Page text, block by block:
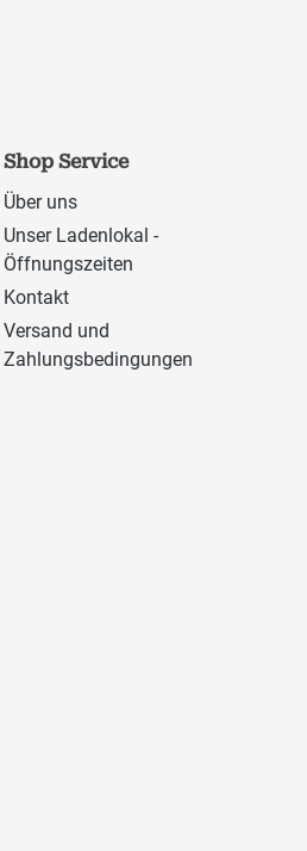
Shop Service
Über uns
Unser Ladenlokal -
Öffnungszeiten
Kontakt
Versand und
Zahlungsbedingungen